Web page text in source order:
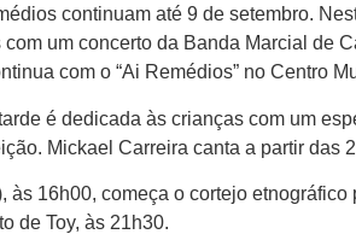
continuam até 9 de setembro.
um concerto da Banda Marcial de
com o “Ai Remédios” no Centro
é dedicada às crianças com um
Mickael Carreira canta a partir das
às 16h00, começa o cortejo
de Toy, às 21h30.